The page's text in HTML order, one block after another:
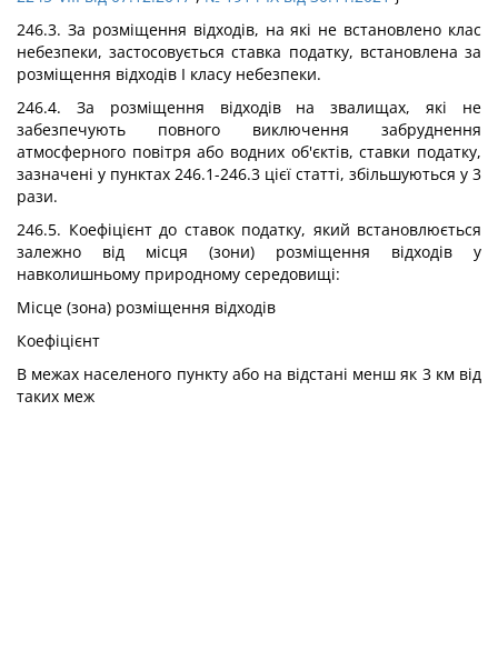
246.3. За розміщення відходів, на які не встановлено клас
небезпеки, застосовується ставка податку, встановлена за
розміщення відходів I класу небезпеки.
246.4. За розміщення відходів на звалищах, які не
забезпечують повного виключення забруднення
атмосферного повітря або водних об'єктів, ставки податку,
зазначені у пунктах 246.1-246.3 цієї статті, збільшуються у 3
рази.
246.5. Коефіцієнт до ставок податку, який встановлюється
залежно від місця (зони) розміщення відходів у
навколишньому природному середовищі:
Місце (зона) розміщення відходів
Коефіцієнт
В межах населеного пункту або на відстані менш як 3 км від
таких меж